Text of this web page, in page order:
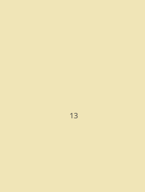
13